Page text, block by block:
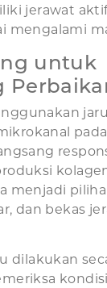
jerawat
mengalami
untuk
menjadi
dan bekas
dilakukan